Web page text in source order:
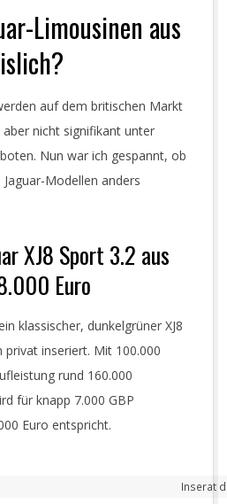
Limousinen aus
auf dem britischen Markt
nicht signifikant unter
Nun war ich gespannt, ob
Modellen anders
XJ8 Sport 3.2 aus
Euro
klassischer, dunkelgrüner XJ8
privat inseriert. Mit 100.000
rund 160.000
für knapp 7.000 GBP
Euro entspricht.
Inserat